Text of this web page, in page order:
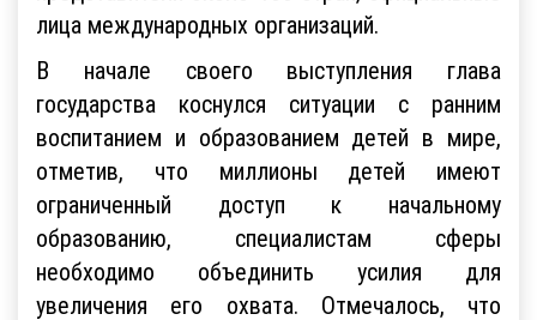
лица международных организаций.
В начале своего выступления глава
государства коснулся ситуации с ранним
воспитанием и образованием детей в мире,
отметив, что миллионы детей имеют
ограниченный доступ к начальному
образованию, специалистам сферы
необходимо объединить усилия для
увеличения его охвата. Отмечалось, что